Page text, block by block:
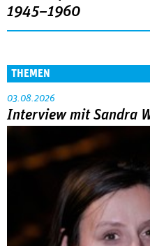
1945–1960
THEMEN
03.08.2026
Interview mit Sandra